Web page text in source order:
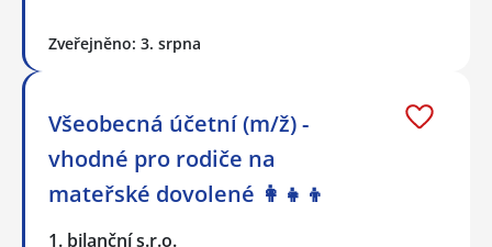
Zveřejněno: 3. srpna
Všeobecná účetní (m/ž) -
vhodné pro rodiče na
mateřské dovolené 👩‍👧‍👦
1. bilanční s.r.o.